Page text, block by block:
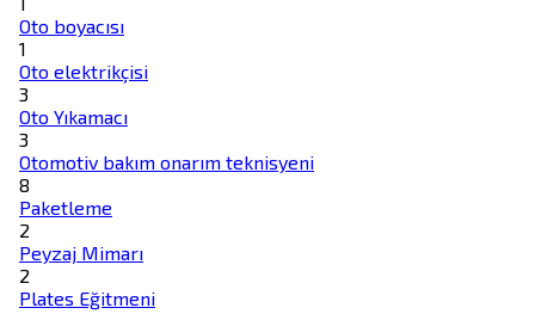
Oto boyacısı
1
Oto elektrikçisi
3
Oto Yıkamacı
3
Otomotiv bakım onarım teknisyeni
8
Paketleme
2
Peyzaj Mimarı
2
Plates Eğitmeni